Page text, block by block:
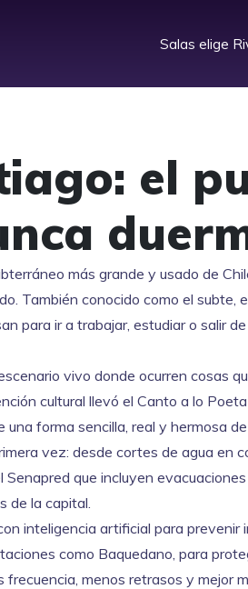
Salas elige
el
más grande y usado de
. También conocido como el subte,
para ir a trabajar, estudiar o salir
vivo donde ocurren cosas
cultural llevó el Canto a lo Poeta
forma sencilla, real y hermosa
vez: desde cortes de agua en
Senapred que incluyen
de la capital.
inteligencia artificial para prevenir
como Baquedano, para
menos retrasos y mejor